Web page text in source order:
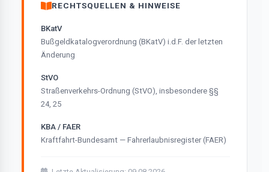
RECHTSQUELLEN & HINWEISE
BKatV
Bußgeldkatalogverordnung (BKatV) i.d.F. der letzten
Änderung
StVO
Straßenverkehrs-Ordnung (StVO), insbesondere §§
24, 25
KBA / FAER
Kraftfahrt-Bundesamt — Fahrerlaubnisregister (FAER)